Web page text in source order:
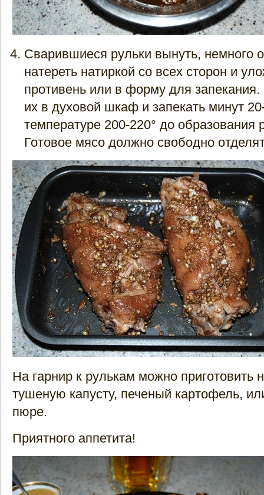
Сварившиеся рульки вынуть, немного
натереть натиркой со всех сторон и
противень или в форму для запекания.
их в духовой шкаф и запекать минут
температуре 200-220° до образования
Готовое мясо должно свободно
На гарнир к рулькам можно приготовить
тушеную капусту, печеный картофель,
пюре.
Приятного аппетита!